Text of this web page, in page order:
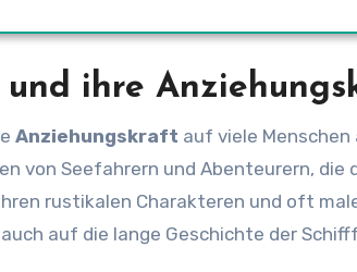
ihre
Anziehungskraft auf viele Menschen
von Seefahrern und Abenteurern, die
rustikalen Charakteren und oft
auf die lange Geschichte der